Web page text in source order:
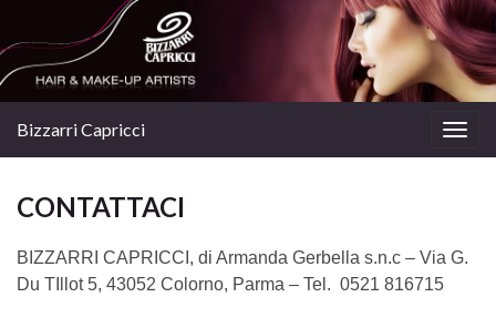
Bizzarri Capricci
CONTATTACI
BIZZARRI CAPRICCI, di Armanda Gerbella s.n.c – Via G.
Du TIllot 5, 43052 Colorno, Parma – Tel. 0521 816715